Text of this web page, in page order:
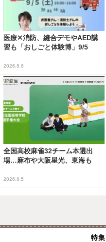
医療✕消防、縫合デモやAED講
習も「おしごと体験博」9/5
2026.8.6
全国高校麻雀32チーム本選出
場…麻布や大阪星光、東海も
2026.8.5
特